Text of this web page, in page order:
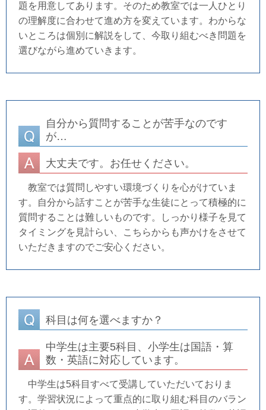
題を用意してあります。そのため教室では一人ひとり
の理解度に合わせて進め方を変えています。わからな
いところは個別に解説をして、今取り組むべき問題を
選びながら進めていきます。
自分から質問することが苦手なのです
が…
大丈夫です。お任せください。
教室では質問しやすい環境づくりを心がけていま
す。自分から話すことが苦手な生徒にとって積極的に
質問することは難しいものです。しっかり様子を見て
タイミングを見計らい、こちらからも声かけをさせて
いただきますのでご安心ください。
科目は何を選べますか？
中学生は主要5科目、小学生は国語・算
数・英語に対応しています。
中学生は5科目すべて受講していただいておりま
す。学習状況によって重点的に取り組む科目のバラン